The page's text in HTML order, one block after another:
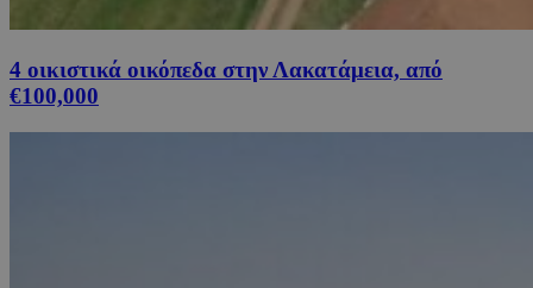
4 οικιστικά οικόπεδα στην Λακατάμεια, από
€100,000